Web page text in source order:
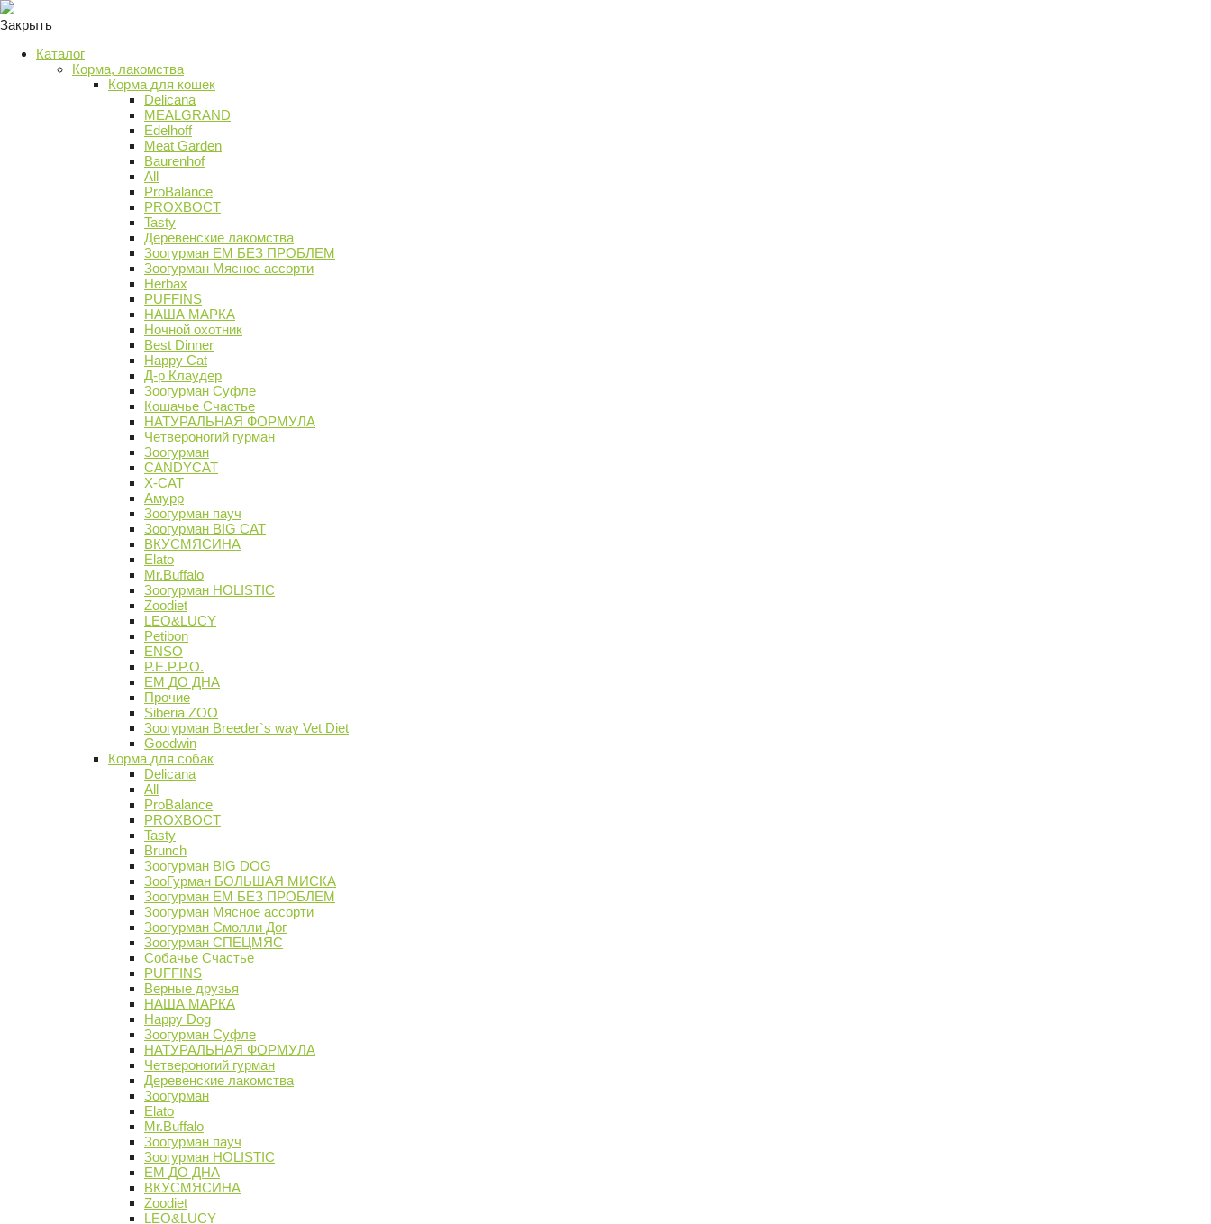
Закрыть
Каталог
Корма, лакомства
Корма для кошек
Delicana
MEALGRAND
Edelhoff
Meat Garden
Baurenhof
All
ProBalance
PROХВОСТ
Tasty
Деревенские лакомства
Зоогурман ЕМ БЕЗ ПРОБЛЕМ
Зоогурман Мясное ассорти
Herbax
PUFFINS
НАША МАРКА
Ночной охотник
Best Dinner
Happy Cat
Д-р Клаудер
Зоогурман Суфле
Кошачье Счастье
НАТУРАЛЬНАЯ ФОРМУЛА
Четвероногий гурман
Зоогурман
CANDYCAT
X-CAT
Амурр
Зоогурман пауч
Зоогурман BIG CAT
ВКУСМЯСИНА
Elato
Mr.Buffalo
Зоогурман HOLISTIC
Zoodiet
LEO&LUCY
Petibon
ENSO
P.E.P.P.O.
ЕМ ДО ДНА
Прочие
Siberia ZOO
Зоогурман Breeder`s way Vet Diet
Goodwin
Корма для собак
Delicana
All
ProBalance
PROХВОСТ
Tasty
Brunch
Зоогурман BIG DOG
ЗооГурман БОЛЬШАЯ МИСКА
Зоогурман ЕМ БЕЗ ПРОБЛЕМ
Зоогурман Мясное ассорти
Зоогурман Смолли Дог
Зоогурман СПЕЦМЯС
Собачье Счастье
PUFFINS
Верные друзья
НАША МАРКА
Happy Dog
Зоогурман Суфле
НАТУРАЛЬНАЯ ФОРМУЛА
Четвероногий гурман
Деревенские лакомства
Зоогурман
Elato
Mr.Buffalo
Зоогурман пауч
Зоогурман HOLISTIC
ЕМ ДО ДНА
ВКУСМЯСИНА
Zoodiet
LEO&LUCY